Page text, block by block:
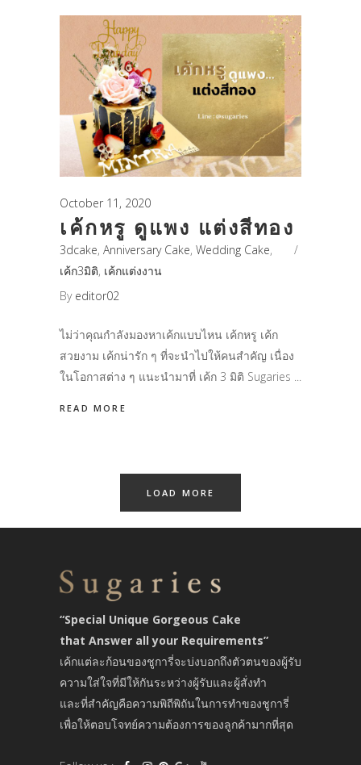
October 11, 2020
เค้กหรู ดูแพง แต่งสีทอง
3dcake, Anniversary Cake, Wedding Cake,
เค้ก3มิติ, เค้กแต่งงาน
By editor02
ไม่ว่าคุณกำลังมองหาเค้กแบบไหน เค้กหรู เค้ก
สวยงาม เค้กน่ารัก ๆ ที่จะนำไปให้คนสำคัญ เนื่อง
ในโอกาสต่าง ๆ แนะนำมาที่ เค้ก 3 มิติ Sugaries
READ MORE
LOAD MORE
“Special Unique Gorgeous Cake
that Answer all your Requirements”
เค้กแต่ละก้อนของชูการี่จะบ่งบอกถึงตัวตนของผู้รับ
ความใส่ใจที่มีให้กันระหว่างผู้รับและผู้สั่งทำ
และที่สำคัญคือความพิถีพิถันในการทำของชูการี่
เพื่อให้ตอบโจทย์ความต้องการของลูกค้ามากที่สุด